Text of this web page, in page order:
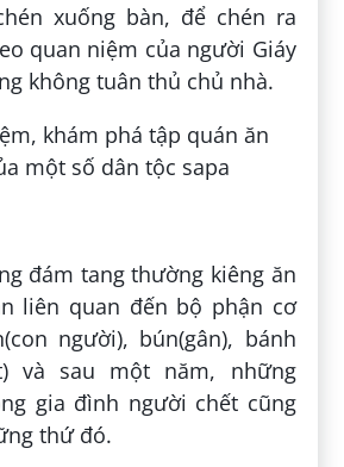
xuống bàn, để chén ra
quan niệm của người Giáy
không tuân thủ chủ nhà.
đám tang thường kiêng ăn
liên quan đến bộ phận cơ
người), bún(gân), bánh
và sau một năm, những
gia đình người chết cũng
thứ đó.